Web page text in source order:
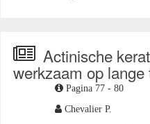
Actinische
werkzaam op lange
Pagina 77 - 80
Chevalier P.